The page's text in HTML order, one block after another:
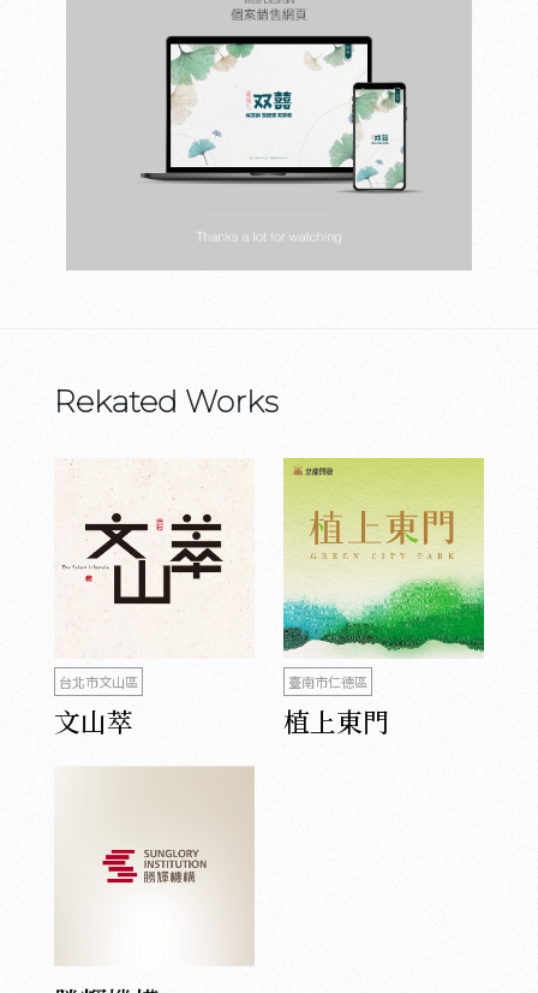
Rekated Works
台北市文山區
文山萃
臺南市仁德區
植上東門